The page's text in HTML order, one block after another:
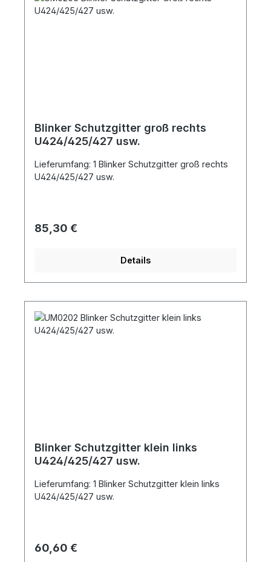
Blinker Schutzgitter groß rechts
U424/425/427 usw.
Lieferumfang: 1 Blinker Schutzgitter groß rechts
U424/425/427 usw.
Regulärer Preis:
85,30 €
Details
Blinker Schutzgitter klein links
U424/425/427 usw.
Lieferumfang: 1 Blinker Schutzgitter klein links
U424/425/427 usw.
Regulärer Preis:
60,60 €